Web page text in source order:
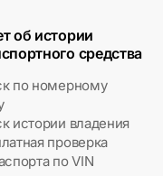
об истории
средства
по номерному
истории владения
проверка
по VIN